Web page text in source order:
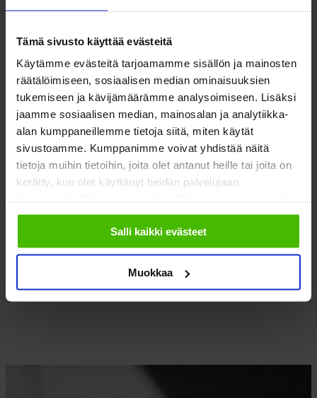
Tämä sivusto käyttää evästeitä
Käytämme evästeitä tarjoamamme sisällön ja mainosten
räätälöimiseen, sosiaalisen median ominaisuuksien
tukemiseen ja kävijämäärämme analysoimiseen. Lisäksi
jaamme sosiaalisen median, mainosalan ja analytiikka-
alan kumppaneillemme tietoja siitä, miten käytät
sivustoamme. Kumppanimme voivat yhdistää näitä
tietoja muihin tietoihin, joita olet antanut heille tai joita on
kerätty, kun olet käyttänyt heidän palvelujaan.
sallimiisi evästeisiin.
Salli kaikki evästeet
Muokkaa
LUE LISÄÄ TALOYHTIÖN TALOUSHALLINNOSTA
ISÄNNÖITSIJÄN KYMMENEN KÄSKYÄ TALOUDESTA